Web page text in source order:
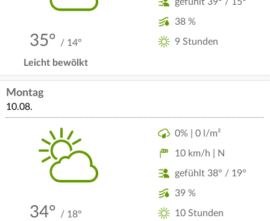
35° / 14°
Leicht bewölkt
38 %
9 Stunden
Montag
10.08.
34° / 18°
0% | 0 l/m²
10 km/h | N
gefühlt 38° / 19°
39 %
10 Stunden